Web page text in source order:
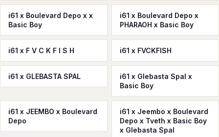
i61 x Boulevard Depo x x
Basic Boy
i61 x Boulevard Depo x
PHARAOH x Basic Boy
i61 x F V C K F I S H i61 x FVCKFISH
i61 x GLEBASTA SPAL
i61 x Glebasta Spal x
Basic Boy
i61 x JEEMBO x Boulevard
Depo
i61 x Jeembo x Boulevard
Depo x Tveth x Basic Boy
x Glebasta Spal